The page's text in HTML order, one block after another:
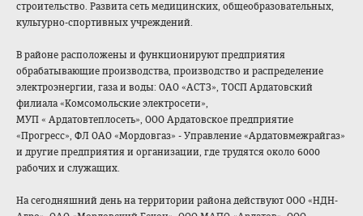
строительство. Развита сеть медицинских, общеобразовательных,
культурно-спортивных учреждений.
В районе расположены и функционируют предприятия
обрабатывающие производства, производство и распределение
электроэнергии, газа и воды: ОАО «АСТЗ», ТОСП Ардатовский
филиала «Комсомольские электросети»,
МУП « Ардатовтеплосеть», ООО Ардатовское предприятие
«Прогресс», ФЛ ОАО «Мордовгаз» - Управление «Ардатовмежрайгаз»
и другие предприятия и организации, где трудятся около 6000
рабочих и служащих.
На сегодняшний день на территории района действуют ООО «НДН-